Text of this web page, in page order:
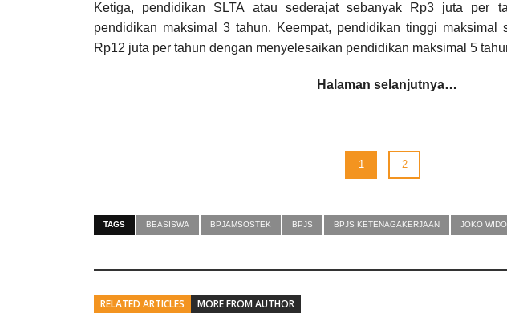
Ketiga, pendidikan SLTA atau sederajat sebanyak Rp3 juta per
pendidikan maksimal 3 tahun. Keempat, pendidikan tinggi maksimal
Rp12 juta per tahun dengan menyelesaikan pendidikan maksimal 5
Halaman selanjutnya…
1 2
TAGS BEASISWA BPJAMSOSTEK BPJS BPJS KETENAGAKERJAAN JOKO
RELATED ARTICLES MORE FROM AUTHOR